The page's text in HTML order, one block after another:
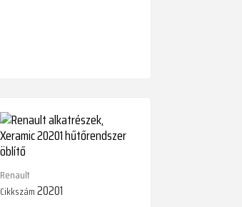
Renault
Cikkszám20201